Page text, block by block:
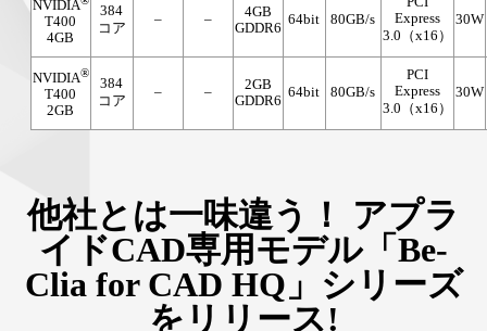
NVIDIA
T400
4GB
384
コア
– –
4GB
GDDR6
64bit 80GB/s
Express
3.0（x16）
30W
NVIDIA®
T400
2GB
384
コア
– –
2GB
GDDR6
64bit 80GB/s
PCI
Express
3.0（x16）
30W
他社とは一味違う！ アプラ
イドCAD専用モデル「Be-
Clia for CAD HQ」シリーズ
をリリース!